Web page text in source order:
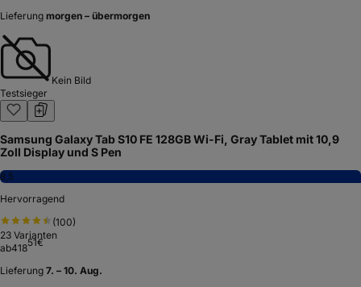
Lieferung morgen – übermorgen
Kein Bild
Testsieger
Samsung Galaxy Tab S10 FE 128GB Wi-Fi, Gray Tablet mit 10,9
Zoll Display und S Pen
8,5
Hervorragend
(100)
23 Varianten
ab41851€
Lieferung 7. – 10. Aug.